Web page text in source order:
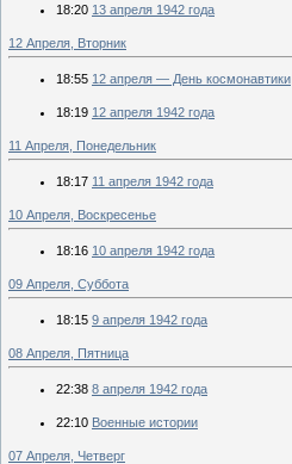
18:20 13 апреля 1942 года
12 Апреля, Вторник
18:55 12 апреля — День космонавтики
18:19 12 апреля 1942 года
11 Апреля, Понедельник
18:17 11 апреля 1942 года
10 Апреля, Воскресенье
18:16 10 апреля 1942 года
09 Апреля, Суббота
18:15 9 апреля 1942 года
08 Апреля, Пятница
22:38 8 апреля 1942 года
22:10 Военные истории
07 Апреля, Четверг